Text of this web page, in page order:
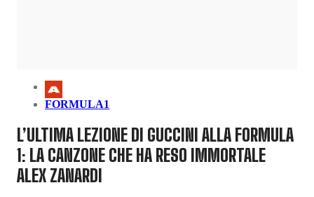
L’ULTIMA LEZIONE DI GUCCINI ALLA FORMULA
1: LA CANZONE CHE HA RESO IMMORTALE
ALEX ZANARDI